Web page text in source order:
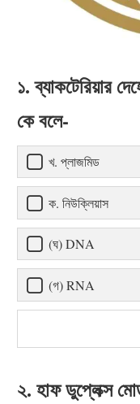
১. ব্যাকটেরিয়ার
কে বলে-
খ. প্লাজমিড
ক. নিউক্লিয়াস
(ঘ) DNA
(গ) RNA
২. হাফ ডুপ্লেক্স